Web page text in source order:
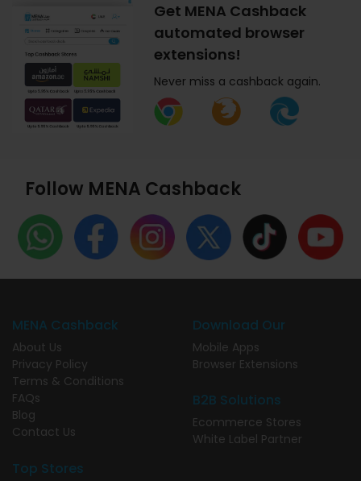
Get MENA Cashback
automated browser
extensions!
Never miss a cashback again.
Follow MENA Cashback
MENA Cashback
About Us
Privacy Policy
Terms & Conditions
FAQs
Blog
Contact Us
Download Our
Mobile Apps
Browser Extensions
B2B Solutions
Ecommerce Stores
White Label Partner
Top Stores